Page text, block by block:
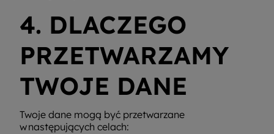
4. DLACZEGO
PRZETWARZAMY
TWOJE DANE
Twoje dane mogą być przetwarzane
w następujących celach: